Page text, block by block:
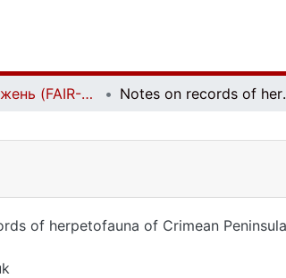
Дані досліджень (FAIR-дані) | Research data (FAIR data) Notes on records
of herpetofauna of Crimean